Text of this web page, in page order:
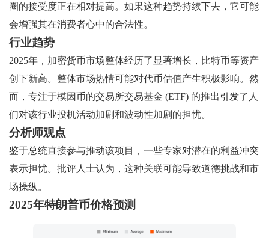
圈的接受度正在相对提高。如果这种趋势持续下去，它可能
会增强其在消费者心中的合法性。
行业趋势
2025年，加密货币市场整体经历了显著增长，比特币等资产
创下新高。整体市场热情可能对代币估值产生积极影响。然
而，专注于模因币的交易所交易基金 (ETF) 的推出引发了人
们对该行业投机活动加剧和波动性加剧的担忧。
分析师观点
鉴于总统直接参与推动该项目，一些专家对潜在的利益冲突
表示担忧。批评人士认为，这种关联可能导致道德挑战和市
场操纵。
2025年特朗普币价格预测